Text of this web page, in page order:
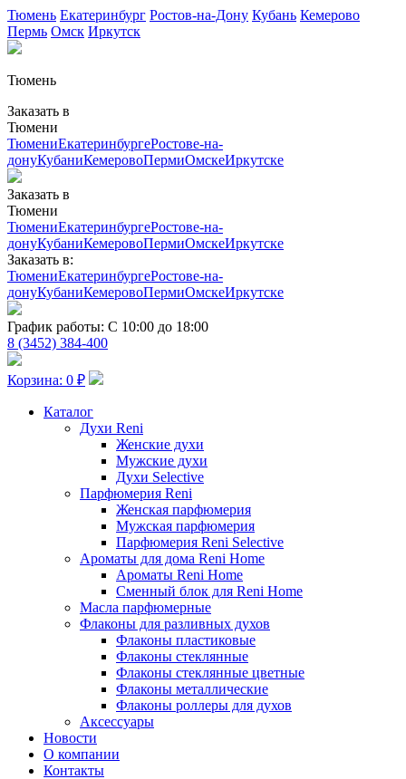
Тюмень Екатеринбург Ростов-на-Дону Кубань Кемерово
Пермь Омск Иркутск
Тюмень
Заказать в
Тюмени
ТюмениЕкатеринбургеРостове-на-
донуКубаниКемеровоПермиОмскеИркутске
Заказать в
Тюмени
ТюмениЕкатеринбургеРостове-на-
донуКубаниКемеровоПермиОмскеИркутске
Заказать в:
ТюмениЕкатеринбургеРостове-на-
донуКубаниКемеровоПермиОмскеИркутске
График работы: С 10:00 до 18:00
8 (3452) 384-400
Корзина: 0 ₽
Каталог
Духи Reni
Женские духи
Мужские духи
Духи Selective
Парфюмерия Reni
Женская парфюмерия
Мужская парфюмерия
Парфюмерия Reni Selective
Ароматы для дома Reni Home
Ароматы Reni Home
Сменный блок для Reni Home
Масла парфюмерные
Флаконы для разливных духов
Флаконы пластиковые
Флаконы стеклянные
Флаконы стеклянные цветные
Флаконы металлические
Флаконы роллеры для духов
Аксессуары
Новости
О компании
Контакты